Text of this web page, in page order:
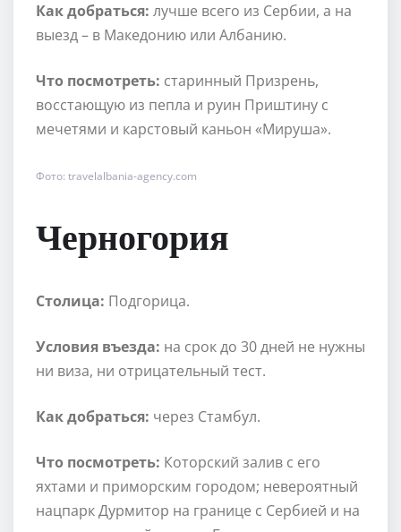
Как добраться: лучше всего из Сербии, а на
выезд – в Македонию или Албанию.
Что посмотреть: старинный Призрень,
восстающую из пепла и руин Приштину с
мечетями и карстовый каньон «Мируша».
Фото: travelalbania-agency.com
Черногория
Столица: Подгорица.
Условия въезда: на срок до 30 дней не нужны
ни виза, ни отрицательный тест.
Как добраться: через Стамбул.
Что посмотреть: Которский залив с его
яхтами и приморским городом; невероятный
нацпарк Дурмитор на границе с Сербией и на